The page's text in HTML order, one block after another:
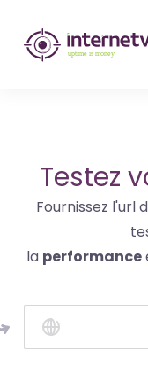
monitoring
site
web
et
de
services
internet-
Uptime
is
Testez
Fournissez l'url
la performance